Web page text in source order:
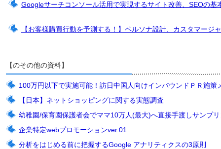
Googleサーチコンソール活用で実現するサイト改善、SEOの
【お客様購買行動を予測する！】ペルソナ設計、カスタマージ
【のその他の資料】
100万円以下で実施可能！訪日中国人向けインバウンドＰＲ施策
【日本】ネットショッピングに関する実態調査
幼稚園/保育園保護者会でママ10万人(最大)へ直接手渡しサンプ
企業特定webプロモーションver.01
分析をはじめる前に把握するGoogle アナリティクスの3原則